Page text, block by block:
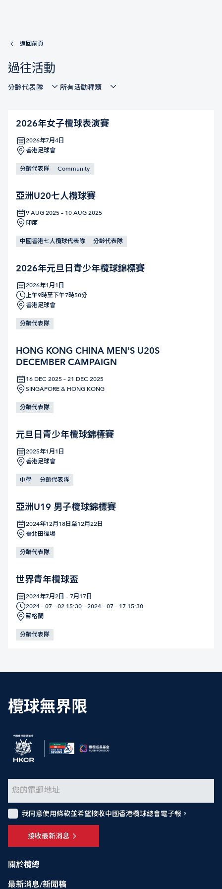
返回前頁
過往活動
分齡代表隊 所有活動種類
2026年女子欖球表演賽
2026年7月4日
香港足球會
分齡代表隊 Community
亞洲U20七人欖球賽
9 AUG 2025 – 10 AUG 2025
印度
中國香港七人欖球代表隊 分齡代表隊
2026年元旦日青少年欖球錦標賽
2026年1月1日
上午9時至下午7時50分
香港足球會
分齡代表隊
HONG KONG CHINA MEN'S U20S
DECEMBER CAMPAIGN
16 DEC 2025 – 21 DEC 2025
SINGAPORE & HONG KONG
分齡代表隊
元旦日青少年欖球錦標賽
2025年1月1日
香港足球會
中學 分齡代表隊
亞洲U19 男子欖球錦標賽
2024年12月18日至12月22日
臺北田徑場
分齡代表隊
世界青年欖球盃
2024年7月2日 – 7月17日
2024 – 07 – 02 15:30 – 2024 – 07 – 17 15:30
蘇格蘭
分齡代表隊
欖球無界限
關於欖總
最新消息/新聞稿
接收最新消息
我同意使用條款並希望接收中國香港欖球總會電子報。